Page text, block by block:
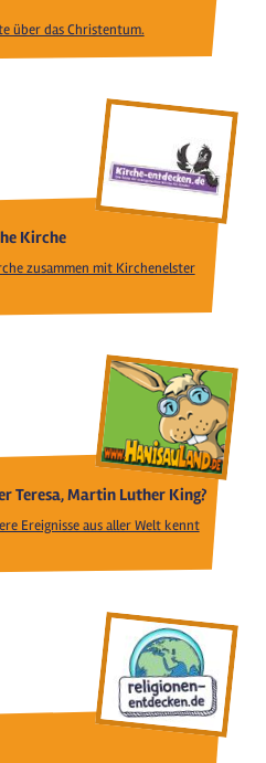
über das Christentum.
Kirche
zusammen mit Kirchenelster
Teresa, Martin Luther King?
Ereignisse aus aller Welt kennt